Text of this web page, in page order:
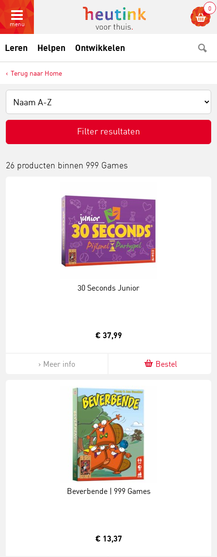
menu
0
Leren Helpen Ontwikkelen
Terug naar Home
Filter resultaten
26 producten binnen 999 Games
30 Seconds Junior
€ 37,99
Meer info Bestel
Beverbende | 999 Games
€ 13,37